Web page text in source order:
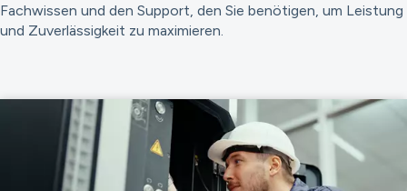
Fachwissen und den Support, den Sie benötigen, um Leistung
und Zuverlässigkeit zu maximieren.